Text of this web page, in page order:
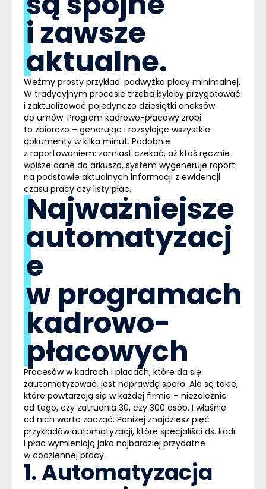
i zawsze
aktualne.
Weźmy prosty przykład: podwyżka płacy minimalnej.
W tradycyjnym procesie trzeba byłoby przygotować
i zaktualizować pojedynczo dziesiątki aneksów
do umów. Program kadrowo-płacowy zrobi
to zbiorczo – generując i rozsyłając wszystkie
dokumenty w kilka minut. Podobnie
z raportowaniem: zamiast czekać, aż ktoś ręcznie
wpisze dane do arkusza, system wygeneruje raport
na podstawie aktualnych informacji z ewidencji
czasu pracy czy listy płac.
Najważniejsze
automatyzacj
e
w programach
kadrowo-
płacowych
Procesów w kadrach i płacach, które da się
zautomatyzować, jest naprawdę sporo. Ale są takie,
które powtarzają się w każdej firmie – niezależnie
od tego, czy zatrudnia 30, czy 300 osób. I właśnie
od nich warto zacząć. Poniżej znajdziesz pięć
przykładów automatyzacji, które specjaliści ds. kadr
i płac wymieniają jako najbardziej przydatne
w codziennej pracy.
1. Automatyzacja